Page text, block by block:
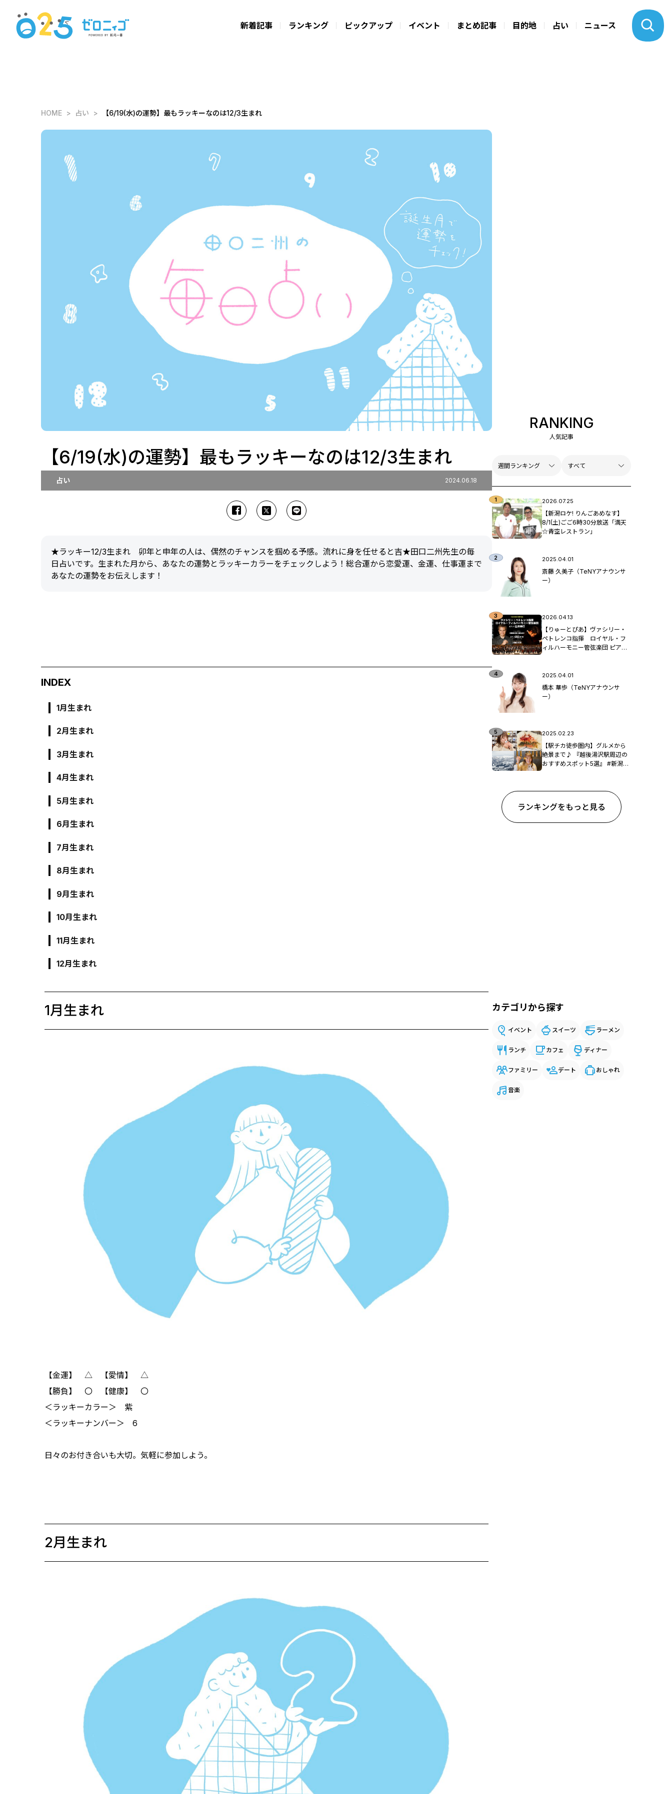
新着記事 ランキング ピックアップ イベント まとめ記事 目的地 占い ニュース
HOME 占い 【6/19(水)の運勢】最もラッキーなのは12/3生まれ
【6/19(水)の運勢】最もラッキーなのは12/3生まれ
占い 2024.06.18
★ラッキー12/3生まれ 卯年と申年の人は、偶然のチャンスを掴める予感。流れに身を任せると吉★田口二州先生の毎
日占いです。生まれた月から、あなたの運勢とラッキーカラーをチェックしよう！総合運から恋愛運、金運、仕事運まで
あなたの運勢をお伝えします！
INDEX
1月生まれ
2月生まれ
3月生まれ
4月生まれ
5月生まれ
6月生まれ
7月生まれ
8月生まれ
9月生まれ
10月生まれ
11月生まれ
12月生まれ
1月生まれ
【金運】 △ 【愛情】 △
【勝負】 〇 【健康】 〇
＜ラッキーカラー＞ 紫
＜ラッキーナンバー＞ 6
日々のお付き合いも大切。気軽に参加しよう。
2月生まれ
RANKING
人気記事
2026.07.25
【新潟ロケ! りんごあめなす】
8/1(土)ごご6時30分放送「満天
☆青空レストラン」
2025.04.01
斎藤 久美子（TeNYアナウンサ
ー）
2026.04.13
【りゅーとぴあ】ヴァシリー・
ペトレンコ指揮 ロイヤル・フ
ィルハーモニー管弦楽団 ピア
2025.04.01
橋本 華歩（TeNYアナウンサ
ー）
2025.02.23
【駅チカ徒歩圏内】グルメから
絶景まで♪ 『越後湯沢駅周辺の
おすすめスポット5選』 #新潟観
ランキングをもっと見る
カテゴリから探す
イベント スイーツ ラーメン
ランチ カフェ ディナー
ファミリー デート おしゃれ
音楽